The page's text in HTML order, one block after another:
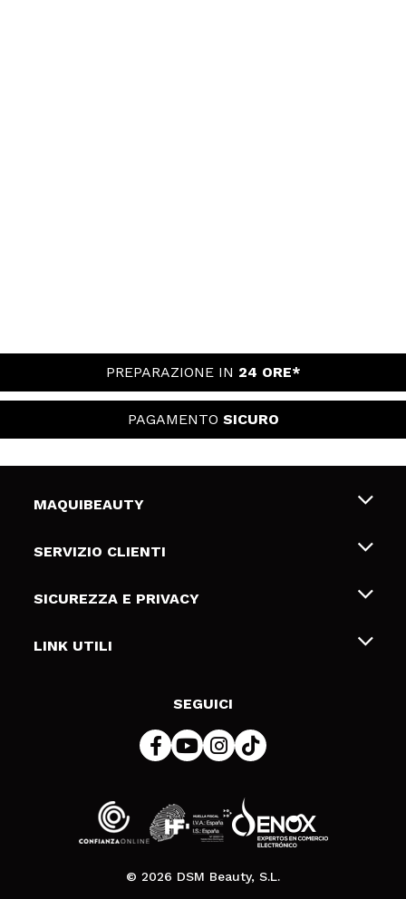
PREPARAZIONE IN 24 ORE*
PAGAMENTO SICURO
MAQUIBEAUTY
Chi siamo
Gift Cards
SERVIZIO CLIENTI
Spedizioni & Resi
Metodi di pagamamento
SICUREZZA E PRIVACY
Termini e condizioni
LINK UTILI
SEGUICI
© 2026 DSM Beauty, S.L.